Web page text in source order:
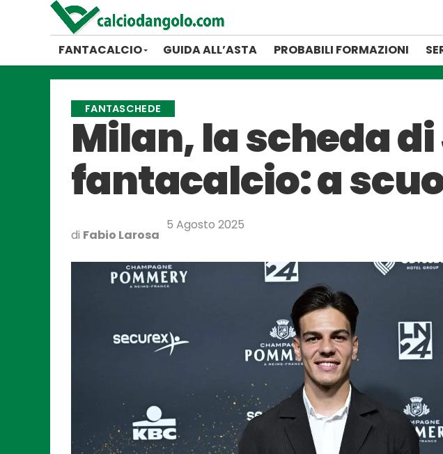
FANTACALCIO GUIDA ALL’ASTA PROBABILI FORMAZIONI
FANTASCHEDE
Milan, la scheda
fantacalcio: a
di Fabio Larosa
5 Agosto 2025